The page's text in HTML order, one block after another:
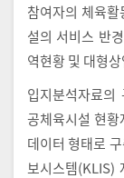
참여자의 체육
설의 서비스 반
역현황 및 대형
입지분석자료의
공체육시설 현
데이터 형태로
보시스템(KLIS)